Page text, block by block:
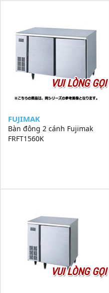
VUI LÒNG GỌI
FUJIMAK
Bàn đông 2 cánh Fujimak
FRFT1560K
VUI LÒNG GỌI